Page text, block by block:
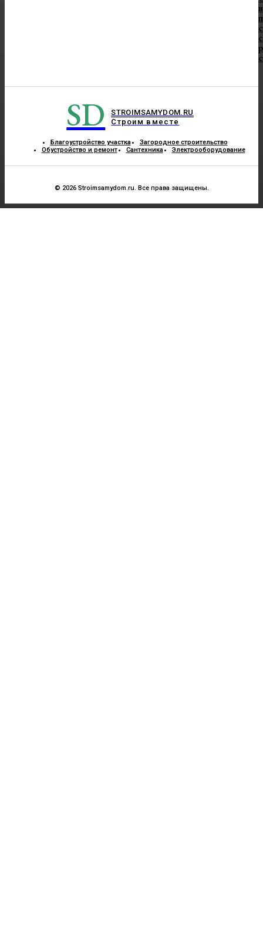
SD
STROIMSAMYDOM.RU
Строим вместе
Благоустройство участка
Загородное строительство
Обустройство и ремонт
Сантехника Электрооборудование
© 2026 Stroimsamydom.ru. Все права защищены.